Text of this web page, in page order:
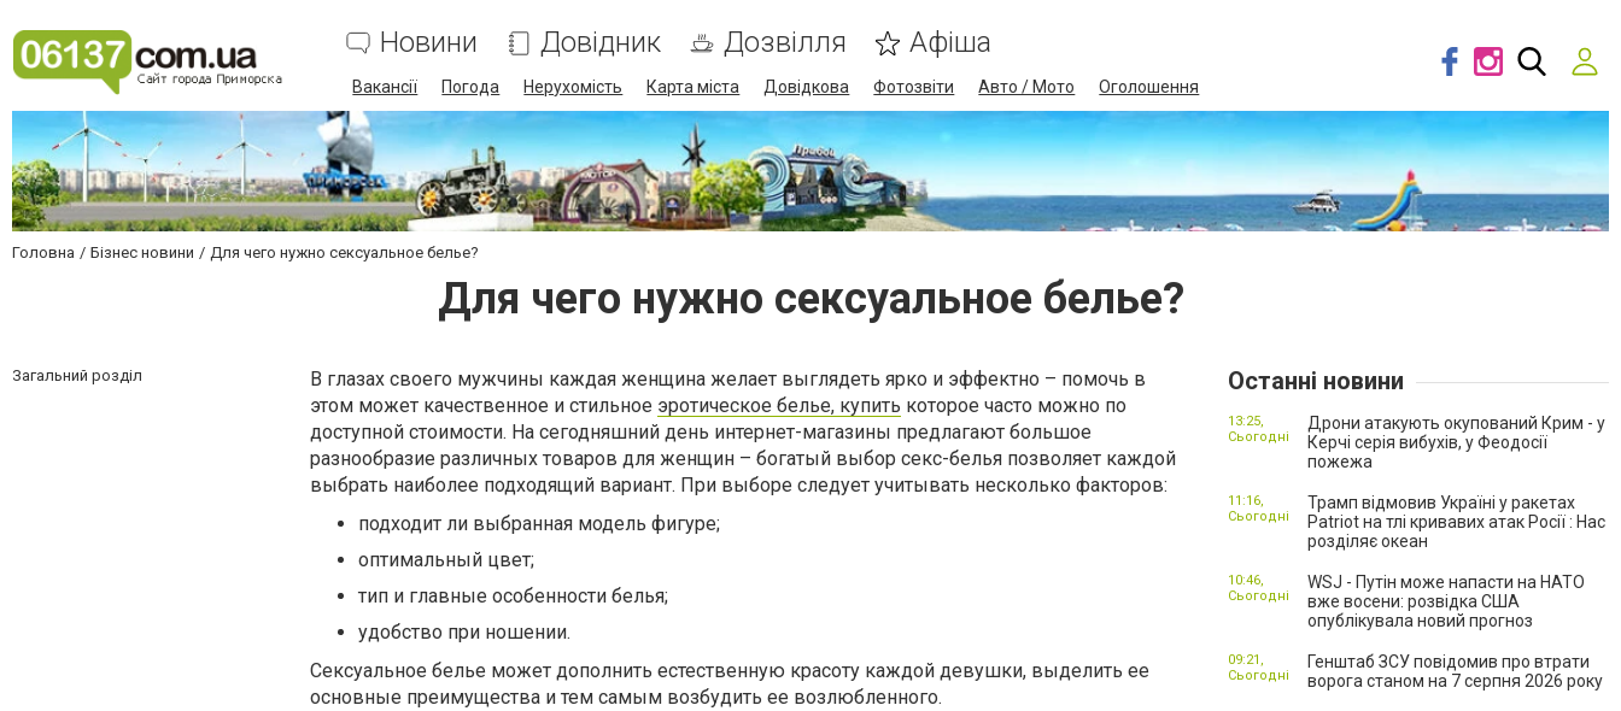
Новини Довідник Дозвілля Афіша
Вакансії Погода Нерухомість Карта міста Довідкова Фотозвіти Авто / Мото Оголошення
Головна Бізнес новини Для чего нужно сексуальное белье?
Для чего нужно сексуальное белье?
Загальний розділ
В глазах своего мужчины каждая женщина желает выглядеть ярко и эффектно – помочь в
этом может качественное и стильное эротическое белье, купить которое часто можно по
доступной стоимости. На сегодняшний день интернет-магазины предлагают большое
разнообразие различных товаров для женщин – богатый выбор секс-белья позволяет каждой
выбрать наиболее подходящий вариант. При выборе следует учитывать несколько факторов:
подходит ли выбранная модель фигуре;
оптимальный цвет;
тип и главные особенности белья;
удобство при ношении.
Сексуальное белье может дополнить естественную красоту каждой девушки, выделить ее
основные преимущества и тем самым возбудить ее возлюбленного.
Останні новини
Дрони атакують окупований Крим - у
Керчі серія вибухів, у Феодосії
пожежа
13:25,
Сьогодні
Трамп відмовив Україні у ракетах
Patriot на тлі кривавих атак Росії : Нас
розділяє океан
11:16,
Сьогодні
WSJ - Путін може напасти на НАТО
вже восени: розвідка США
опублікувала новий прогноз
10:46,
Сьогодні
Генштаб ЗСУ повідомив про втрати
ворога станом на 7 серпня 2026 року
09:21,
Сьогодні